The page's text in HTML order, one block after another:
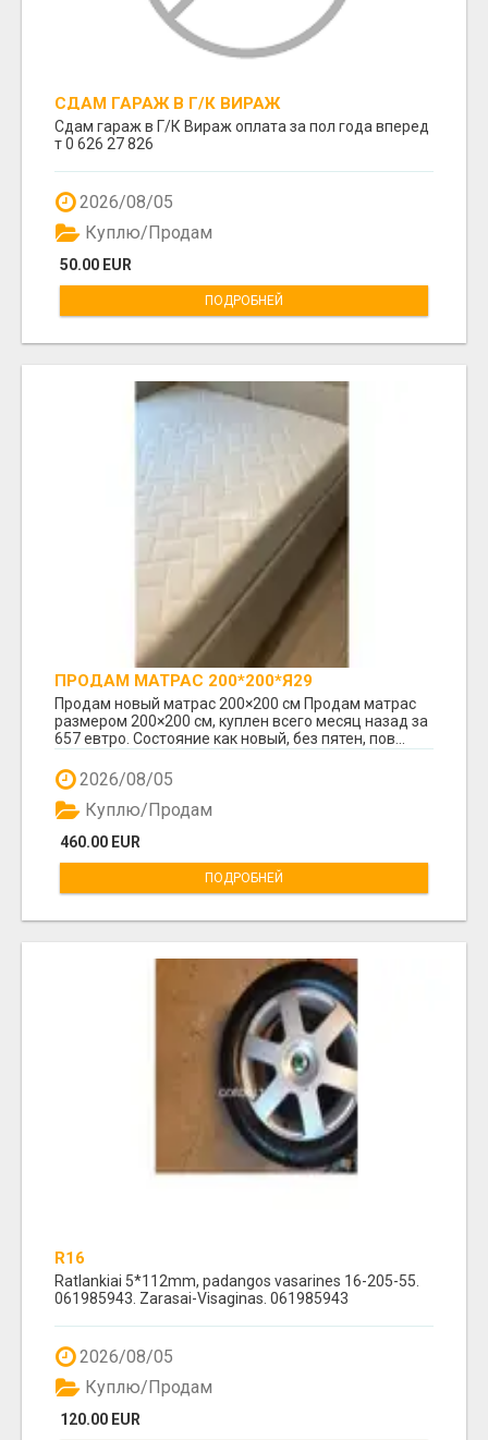
СДАМ ГАРАЖ В Г/К ВИРАЖ
Сдам гараж в Г/К Вираж оплата за пол года вперед
т 0 626 27 826
2026/08/05
50.00 EUR
Куплю/Продам
ПОДРОБНЕЙ
ПРОДАМ МАТРАС 200*200*Я29
Продам новый матрас 200×200 см Продам матрас
размером 200×200 см, куплен всего месяц назад за
657 евтро. Состояние как новый, без пятен, пов...
2026/08/05
460.00 EUR
Куплю/Продам
ПОДРОБНЕЙ
R16
Ratlankiai 5*112mm, padangos vasarines 16-205-55.
061985943. Zarasai-Visaginas. 061985943
2026/08/05
120.00 EUR
Куплю/Продам